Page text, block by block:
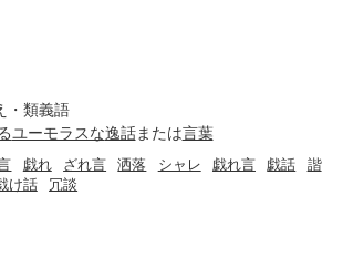
・類義語
ユーモラスな逸話または言葉
戯れ ざれ言 洒落 シャレ 戯れ言 戯話
諧
け話 冗談